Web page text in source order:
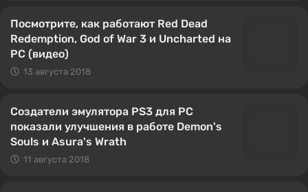
Посмотрите, как работают Red Dead
Redemption, God of War 3 и Uncharted на
PC (видео)
13 августа 2018
Создатели эмулятора PS3 для PC
показали улучшения в работе Demon's
Souls и Asura's Wrath
11 августа 2018